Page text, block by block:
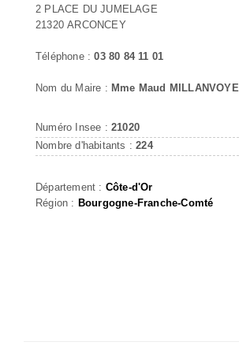
2 PLACE DU JUMELAGE
21320 ARCONCEY
Téléphone :03 80 84 11 01
Nom du Maire : Mme Maud MILLANVOYE
Numéro Insee : 21020
Nombre d'habitants :224
Département : Côte-d'Or
Région : Bourgogne-Franche-Comté